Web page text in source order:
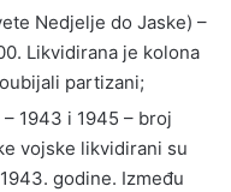
Nedjelje do Jaske) –
Likvidirana je kolona
partizani;
1943 i 1945 – broj
vojske likvidirani su
godine. Između